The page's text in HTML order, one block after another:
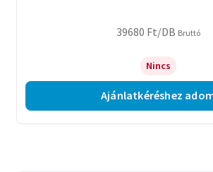
39680 Ft/DB Bruttó
Nincs
Ajánlatkéréshez